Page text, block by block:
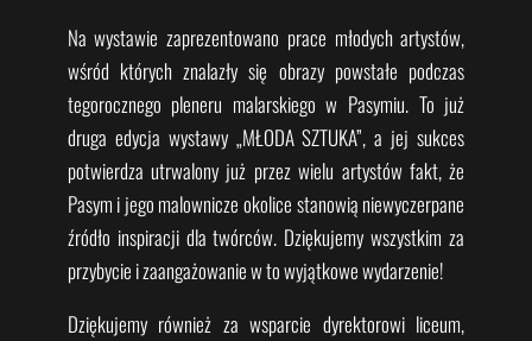
Na wystawie zaprezentowano prace młodych artystów,
wśród których znalazły się obrazy powstałe podczas
tegorocznego pleneru malarskiego w Pasymiu. To już
druga edycja wystawy „MŁODA SZTUKA”, a jej sukces
potwierdza utrwalony już przez wielu artystów fakt, że
Pasym i jego malownicze okolice stanowią niewyczerpane
źródło inspiracji dla twórców. Dziękujemy wszystkim za
przybycie i zaangażowanie w to wyjątkowe wydarzenie!
Dziękujemy również za wsparcie dyrektorowi liceum,